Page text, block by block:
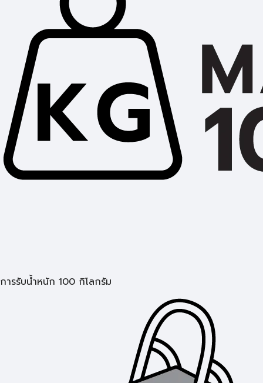
การรับน้ำหนัก 100 กิโลกรัม